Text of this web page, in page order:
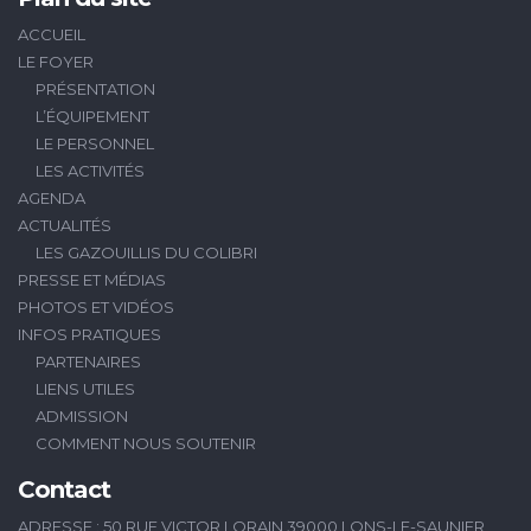
ACCUEIL
LE FOYER
PRÉSENTATION
L’ÉQUIPEMENT
LE PERSONNEL
LES ACTIVITÉS
AGENDA
ACTUALITÉS
LES GAZOUILLIS DU COLIBRI
PRESSE ET MÉDIAS
PHOTOS ET VIDÉOS
INFOS PRATIQUES
PARTENAIRES
LIENS UTILES
ADMISSION
COMMENT NOUS SOUTENIR
Contact
ADRESSE : 50 RUE VICTOR LORAIN 39000 LONS-LE-SAUNIER